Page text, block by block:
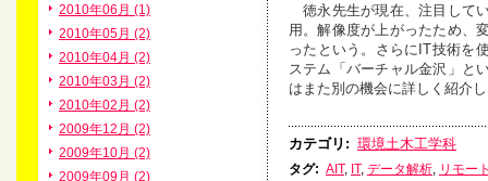
2010年06月 (1)
2010年05月 (2)
2010年04月 (2)
2010年03月 (2)
2010年02月 (2)
2009年12月 (2)
2009年10月 (2)
2009年09月 (2)
徳永先生が現在、注目して
用。解像度が上がったため、
ったという。さらにIT技術を
ステム「バーチャル金沢」と
はまた別の機会に詳しく紹介
カテゴリ : 環境土木工学科
タグ: AIT, IT, データ解析, リモー